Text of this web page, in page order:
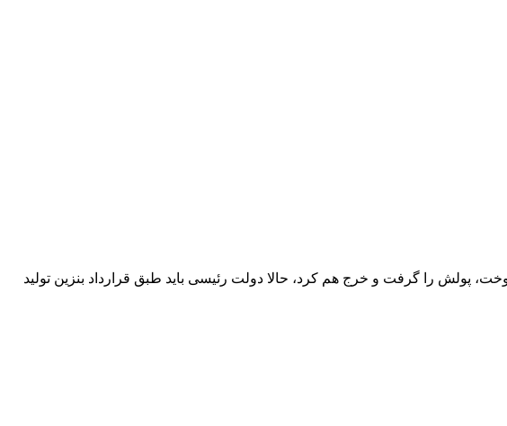
حدود سه سال پیش، بنزین را هر لیتر ۲۷ سنت به طرف خارجی فروخت، پولش را گرفت و خرج هم کرد، حالا دولت رئیسی باید طبق قرارداد بنزین تولید